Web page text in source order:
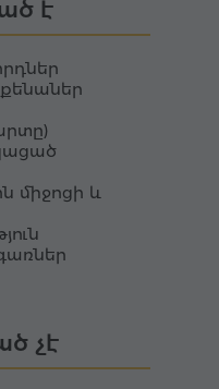
մաքուր
հանքանյութերով
դարեր շարունակ
է
միջոցի և
չէ